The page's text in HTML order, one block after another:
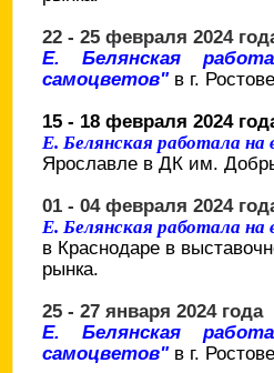
22 - 25 февраля 2024
Е. Белянская
самоцветов" в г.
15 - 18 февраля 2024
Е. Белянская работала
Ярославле в ДК им.
01 - 04 февраля 2024
Е. Белянская работала
в Краснодаре в
рынка.
25 - 27 января 2024 года
Е. Белянская
самоцветов" в г.